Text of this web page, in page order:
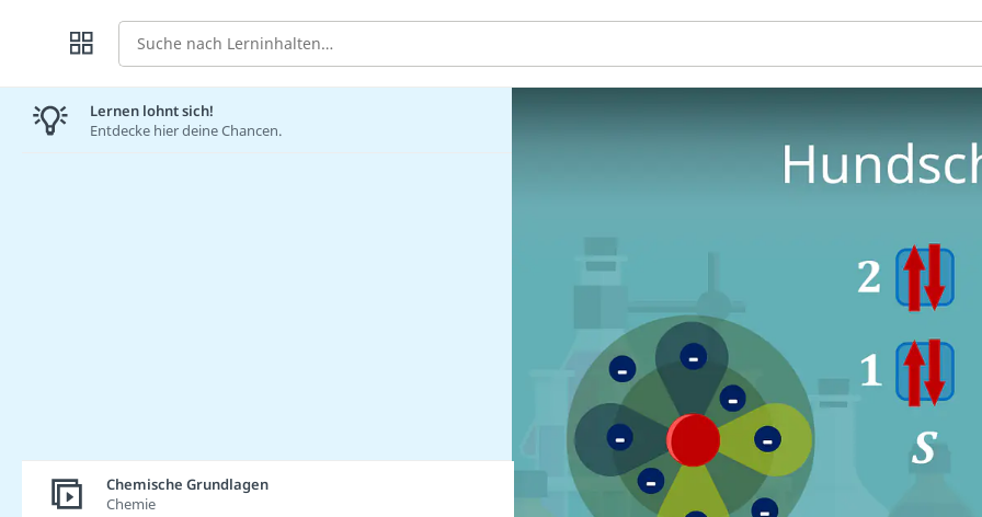
Suche
Lernen lohnt sich!
Entdecke hier deine Chancen.
Chemische Grundlagen
Chemie